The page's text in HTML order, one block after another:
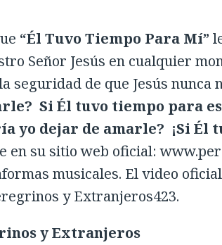
“Él Tuvo Tiempo Para Mí”
Señor Jesús en cualquier
seguridad de que Jesús nunca
Si Él tuvo tiempo para
yo dejar de amarle? ¡Si Él
en su sitio web oficial:
musicales. El video
y Extranjeros423.
y Extranjeros